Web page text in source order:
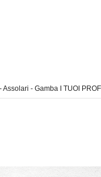
- Gamba I TUOI